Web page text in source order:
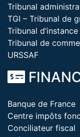
Tribunal
TGI – Tribunal de
Tribunal d’instance
Tribunal de
URSSAF
Banque de France
Centre impôts
Conciliateur fiscal